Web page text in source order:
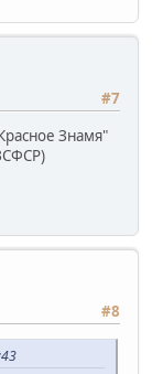
#7
Знамя"
#8